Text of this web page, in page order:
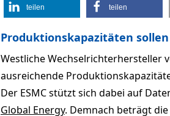
teilen teilen
Produktionskapazitäten
Westliche Wechselrichterhersteller
ausreichende
Der ESMC stützt sich dabei auf
Global Energy. Demnach beträgt